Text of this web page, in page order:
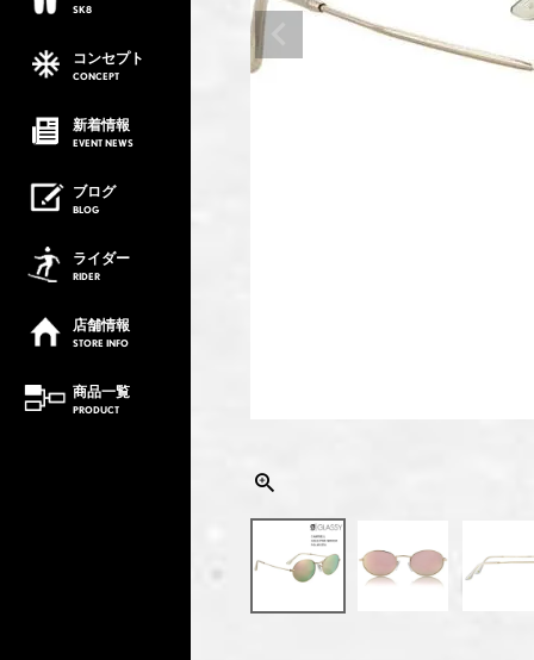
SK8
コンセプト
CONCEPT
新着情報
EVENT NEWS
ブログ
BLOG
ライダー
RIDER
店舗情報
STORE INFO
商品一覧
PRODUCT